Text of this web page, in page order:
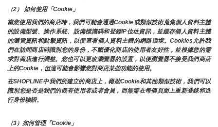
（2） 如何使用「Cookie」
當您使用我們的商店時，我們可能會通過Cookie或類似技術蒐集個人資料主體
的設備型號、操作系統、設備標識碼和登錄IP位址資訊，並緩存個人資料主體
的瀏覽資訊和點擊資訊，以便查看個人資料主體的網路環境。Cookies允許我
們在訪問商店時識別您的身份，不斷優化商店的使用者友好性，並根據您的需
求對商店進行調整。您也可以更改瀏覽器的設置，以便瀏覽器不接受我們商店
上的Cookie，但這可能會影響您對商店某些功能的使用。
在SHOPLINE中我們所建立的商店上，藉助Cookie和其他類似技術，我們可以
識別您是否是我們的既有使用者或者會員，而無需在每個頁面上重新登錄和進
行身份驗證。
（3）如何管理「Cookie」